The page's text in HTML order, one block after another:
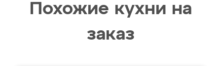
Похожие кухни на
заказ